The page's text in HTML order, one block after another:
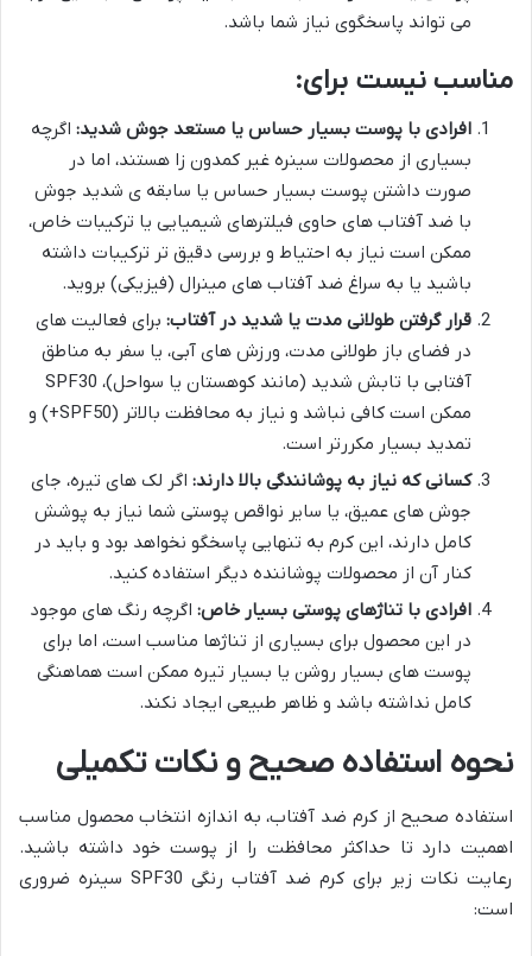
می تواند پاسخگوی نیاز شما باشد.
مناسب نیست برای:
افرادی با پوست بسیار حساس یا مستعد جوش شدید: اگرچه
بسیاری از محصولات سینره غیر کمدون زا هستند، اما در
صورت داشتن پوست بسیار حساس یا سابقه ی شدید جوش
با ضد آفتاب های حاوی فیلترهای شیمیایی یا ترکیبات خاص،
ممکن است نیاز به احتیاط و بررسی دقیق تر ترکیبات داشته
باشید یا به سراغ ضد آفتاب های مینرال (فیزیکی) بروید.
قرار گرفتن طولانی مدت یا شدید در آفتاب: برای فعالیت های
در فضای باز طولانی مدت، ورزش های آبی، یا سفر به مناطق
آفتابی با تابش شدید (مانند کوهستان یا سواحل)، SPF30
ممکن است کافی نباشد و نیاز به محافظت بالاتر (SPF50+) و
تمدید بسیار مکررتر است.
کسانی که نیاز به پوشانندگی بالا دارند: اگر لک های تیره، جای
جوش های عمیق، یا سایر نواقص پوستی شما نیاز به پوشش
کامل دارند، این کرم به تنهایی پاسخگو نخواهد بود و باید در
کنار آن از محصولات پوشاننده دیگر استفاده کنید.
افرادی با تناژهای پوستی بسیار خاص: اگرچه رنگ های موجود
در این محصول برای بسیاری از تناژها مناسب است، اما برای
پوست های بسیار روشن یا بسیار تیره ممکن است هماهنگی
کامل نداشته باشد و ظاهر طبیعی ایجاد نکند.
نحوه استفاده صحیح و نکات تکمیلی
استفاده صحیح از کرم ضد آفتاب، به اندازه انتخاب محصول مناسب
اهمیت دارد تا حداکثر محافظت را از پوست خود داشته باشید.
رعایت نکات زیر برای کرم ضد آفتاب رنگی SPF30 سینره ضروری
است: